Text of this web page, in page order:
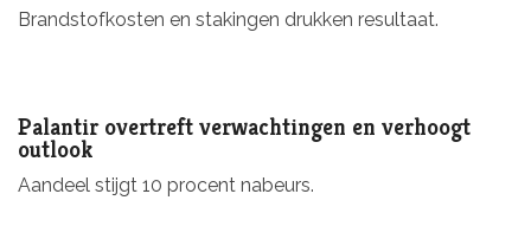
Brandstofkosten en stakingen drukken resultaat.
Palantir overtreft verwachtingen en verhoogt
outlook
Aandeel stijgt 10 procent nabeurs.